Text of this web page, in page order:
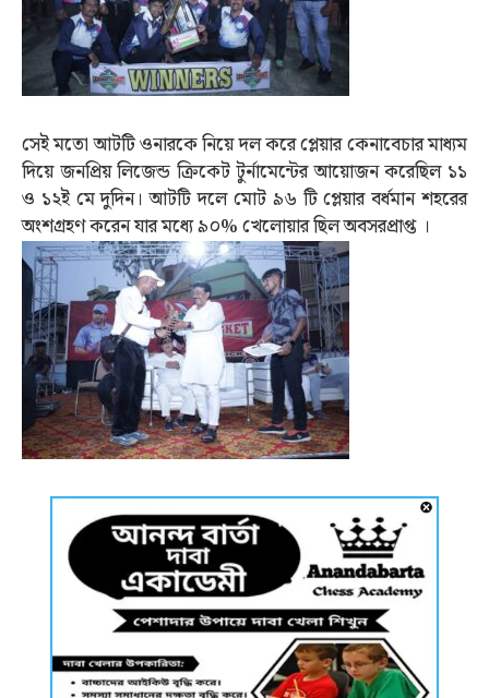
সেই মতো আটটি ওনারকে নিয়ে দল করে প্লেয়ার কেনাবেচার মাধ্যম
দিয়ে জনপ্রিয় লিজেন্ড ক্রিকেট টুর্নামেন্টের আয়োজন করেছিল ১১
ও ১২ই মে দুদিন। আটটি দলে মোট ৯৬ টি প্লেয়ার বর্ধমান শহরের
অংশগ্রহণ করেন যার মধ্যে ৯০% খেলোয়ার ছিল অবসরপ্রাপ্ত ।